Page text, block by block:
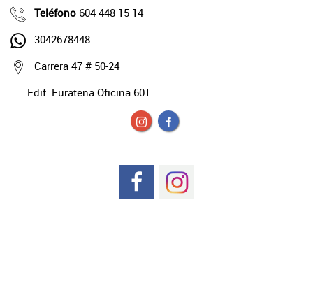
Teléfono 604 448 15 14
3042678448
Carrera 47 # 50-24
Edif. Furatena Oficina 601